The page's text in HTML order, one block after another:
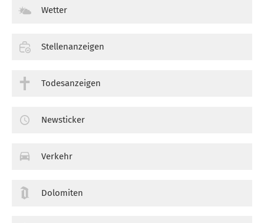
Wetter
Stellenanzeigen
Todesanzeigen
Newsticker
Verkehr
Dolomiten